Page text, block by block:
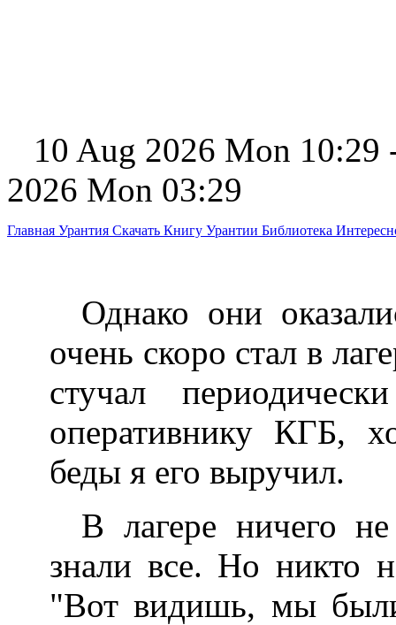
10 Aug 2026 Mon 10:29
2026 Mon 03:29
Главная Урантия Скачать Книгу Урантии Библиотека
Однако они
очень скоро стал в
стучал
оперативнику КГБ,
беды я его выручил.
В лагере ничего
знали все. Но никто
"Вот видишь, мы